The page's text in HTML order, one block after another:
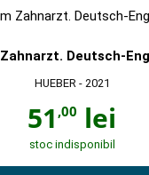
Deutsch-
HUEBER - 2021
51 ,00 lei
stoc indisponibil